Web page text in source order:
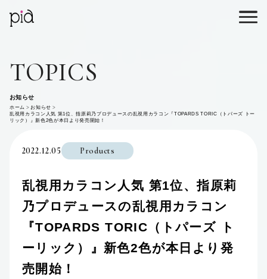
TOPICS
お知らせ
ホーム
お知らせ
乱視用カラコン人気 第1位、指原莉乃プロデュースの乱視用カラコン『TOPARDS TORIC（トパーズ トー
リック）』新色2色が本日より発売開始！
2022.12.05 Products
乱視用カラコン人気 第1位、指原莉
乃プロデュースの乱視用カラコン
『TOPARDS TORIC（トパーズ ト
ーリック）』新色2色が本日より発
売開始！